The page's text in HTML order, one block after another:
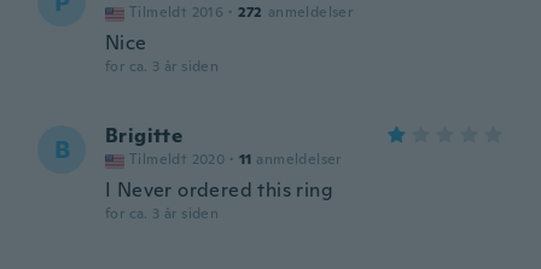
Tilmeldt 2016 · 272 anmeldelser
Nice
for ca. 3 år siden
B Brigitte
Tilmeldt 2020 · 11 anmeldelser
I Never ordered this ring
for ca. 3 år siden